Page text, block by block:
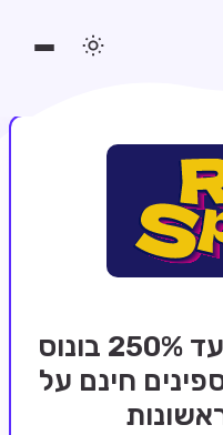
חבילת קבלת פנים: עד 250% בונוס
€2,000 + 200 ספינים חינם על